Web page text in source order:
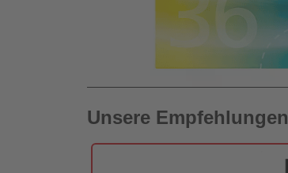
Unsere Empfehlungen